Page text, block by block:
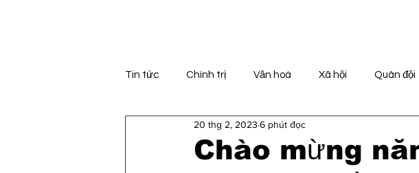
​Tin tức Chính trị Văn hoá Xã hội Quân đội
Chào mừng
20 thg 2, 2023 6 phút đọc